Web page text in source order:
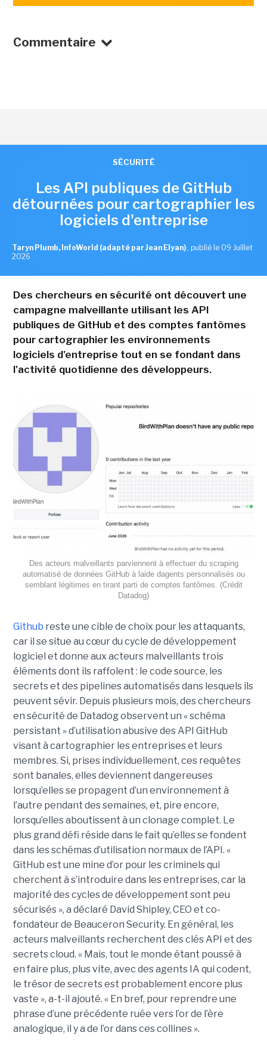
Commentaire
SÉCURITÉ
Les API publiques de GitHub
détournées pour cartographier les
logiciels d'entreprise
Taryn Plumb, InfoWorld (adapté par Jean Elyan) , publié le 09 Juillet
2026
Des chercheurs en sécurité ont découvert une
campagne malveillante utilisant les API
publiques de GitHub et des comptes fantômes
pour cartographier les environnements
logiciels d'entreprise tout en se fondant dans
l'activité quotidienne des développeurs.
Des acteurs malveillants parviennent à effectuer du scraping
automatisé de données GitHub à laide dagents personnalisés ou
semblant légitimes en tirant parti de comptes fantômes. (Crédit
Datadog)
Github reste une cible de choix pour les attaquants,
car il se situe au cœur du cycle de développement
logiciel et donne aux acteurs malveillants trois
éléments dont ils raffolent : le code source, les
secrets et des pipelines automatisés dans lesquels ils
peuvent sévir. Depuis plusieurs mois, des chercheurs
en sécurité de Datadog observent un « schéma
persistant » d’utilisation abusive des API GitHub
visant à cartographier les entreprises et leurs
membres. Si, prises individuellement, ces requêtes
sont banales, elles deviennent dangereuses
lorsqu’elles se propagent d’un environnement à
l’autre pendant des semaines, et, pire encore,
lorsqu’elles aboutissent à un clonage complet. Le
plus grand défi réside dans le fait qu’elles se fondent
dans les schémas d’utilisation normaux de l’API. «
GitHub est une mine d’or pour les criminels qui
cherchent à s’introduire dans les entreprises, car la
majorité des cycles de développement sont peu
sécurisés », a déclaré David Shipley, CEO et co-
fondateur de Beauceron Security. En général, les
acteurs malveillants recherchent des clés API et des
secrets cloud. « Mais, tout le monde étant poussé à
en faire plus, plus vite, avec des agents IA qui codent,
le trésor de secrets est probablement encore plus
vaste », a-t-il ajouté. « En bref, pour reprendre une
phrase d’une précédente ruée vers l’or de l’ère
analogique, il y a de l’or dans ces collines ».